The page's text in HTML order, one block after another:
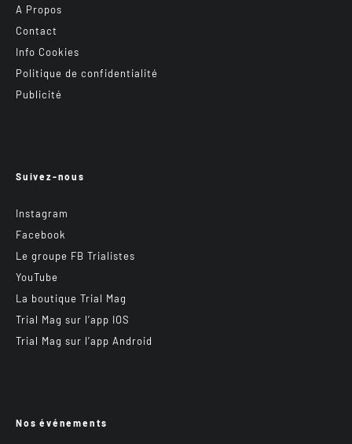
A Propos
Contact
Info Cookies
Politique de confidentialité
Publicité
Suivez-nous
Instagram
Facebook
Le groupe FB Trialistes
YouTube
La boutique Trial Mag
Trial Mag sur l’app IOS
Trial Mag sur l’app Android
Nos événements